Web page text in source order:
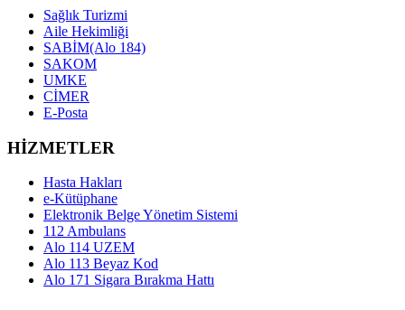
Sağlık Turizmi
Aile Hekimliği
SABİM(Alo 184)
SAKOM
UMKE
CİMER
E-Posta
HİZMETLER
Hasta Hakları
e-Kütüphane
Elektronik Belge Yönetim Sistemi
112 Ambulans
Alo 114 UZEM
Alo 113 Beyaz Kod
Alo 171 Sigara Bırakma Hattı